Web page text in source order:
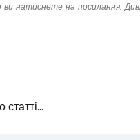
натиснете на посилання.